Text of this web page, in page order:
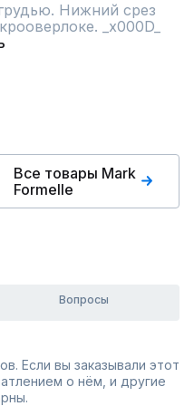
Нижний срез
_x000D_
Все товары Mark
Formelle
Вопросы
Если вы заказывали этот
о нём, и другие